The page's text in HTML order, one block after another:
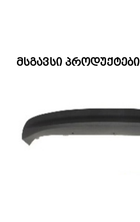
მსგავსი პროდუქტები